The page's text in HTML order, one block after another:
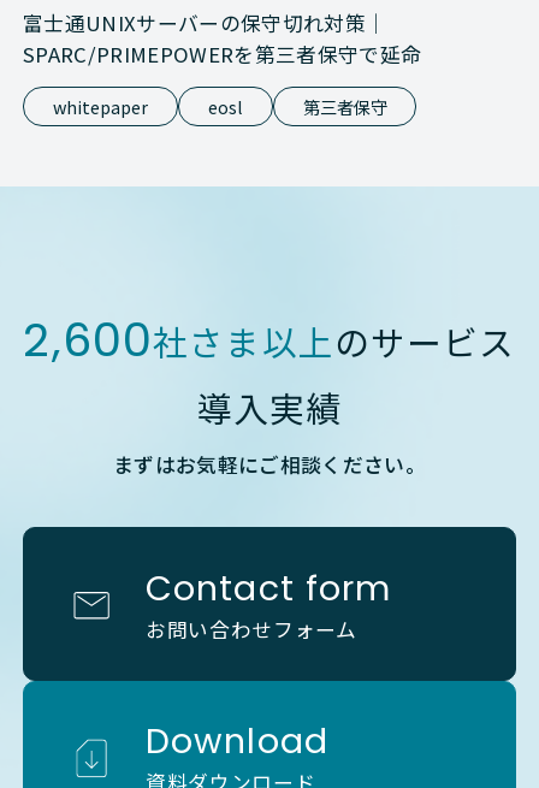
富士通UNIXサーバーの保守切れ対策｜
SPARC/PRIMEPOWERを第三者保守で延命
whitepaper eosl 第三者保守
2,600社さま以上のサービス
導入実績
まずはお気軽にご相談ください。
Contact form
お問い合わせフォーム
Download